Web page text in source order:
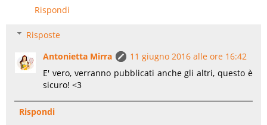
Rispondi
Risposte
Antonietta Mirra
11 giugno 2016 alle ore 16:42
E' vero, verranno pubblicati anche gli altri, questo è
sicuro! <3
Rispondi